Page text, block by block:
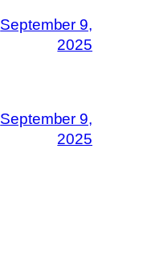
September 9,
2025
September 9,
2025